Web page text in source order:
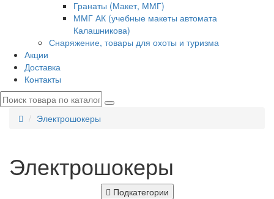
Гранаты (Макет, ММГ)
ММГ АК (учебные макеты автомата
Калашникова)
Снаряжение, товары для охоты и туризма
Акции
Доставка
Контакты
Электрошокеры
Электрошокеры
Подкатегории